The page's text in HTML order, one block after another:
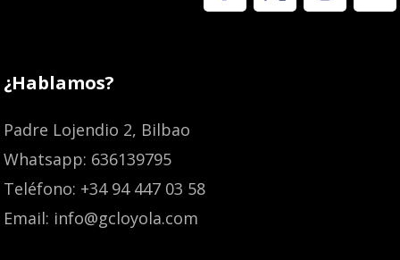
¿Hablamos?
Padre Lojendio 2, Bilbao
Whatsapp: 636139795
Teléfono: +34 94 447 03 58
Email: info@gcloyola.com